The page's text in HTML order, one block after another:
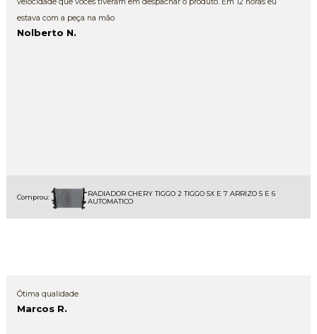
estava com a peça na mão
Nolberto N.
Comprou:
RADIADOR CHERY TIGGO 2 TIGGO 5X E 7 ARRIZO 5 E 6
AUTOMATICO
Ótima qualidade
Marcos R.